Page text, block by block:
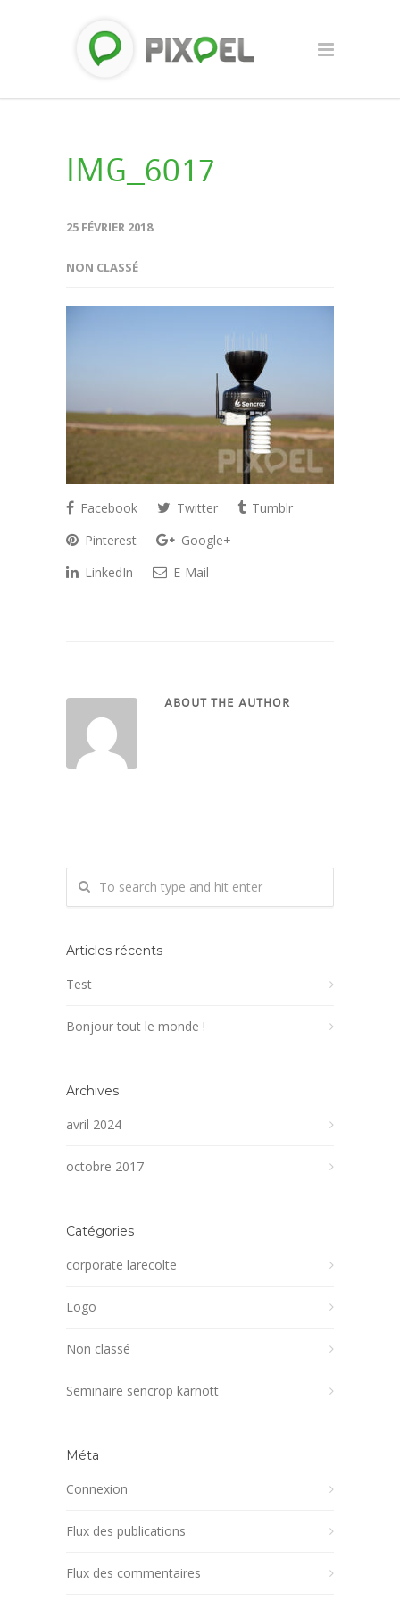
IMG_6017
25 FÉVRIER 2018
NON CLASSÉ
Facebook Twitter
Tumblr
Pinterest
Google+
LinkedIn
E-Mail
ABOUT THE AUTHOR
Articles récents
Test
Bonjour tout le monde !
Archives
avril 2024
octobre 2017
Catégories
corporate larecolte
Logo
Non classé
Seminaire sencrop karnott
Méta
Connexion
Flux des publications
Flux des commentaires